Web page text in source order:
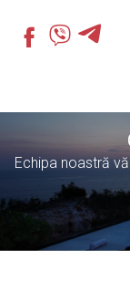
Echipa noastră